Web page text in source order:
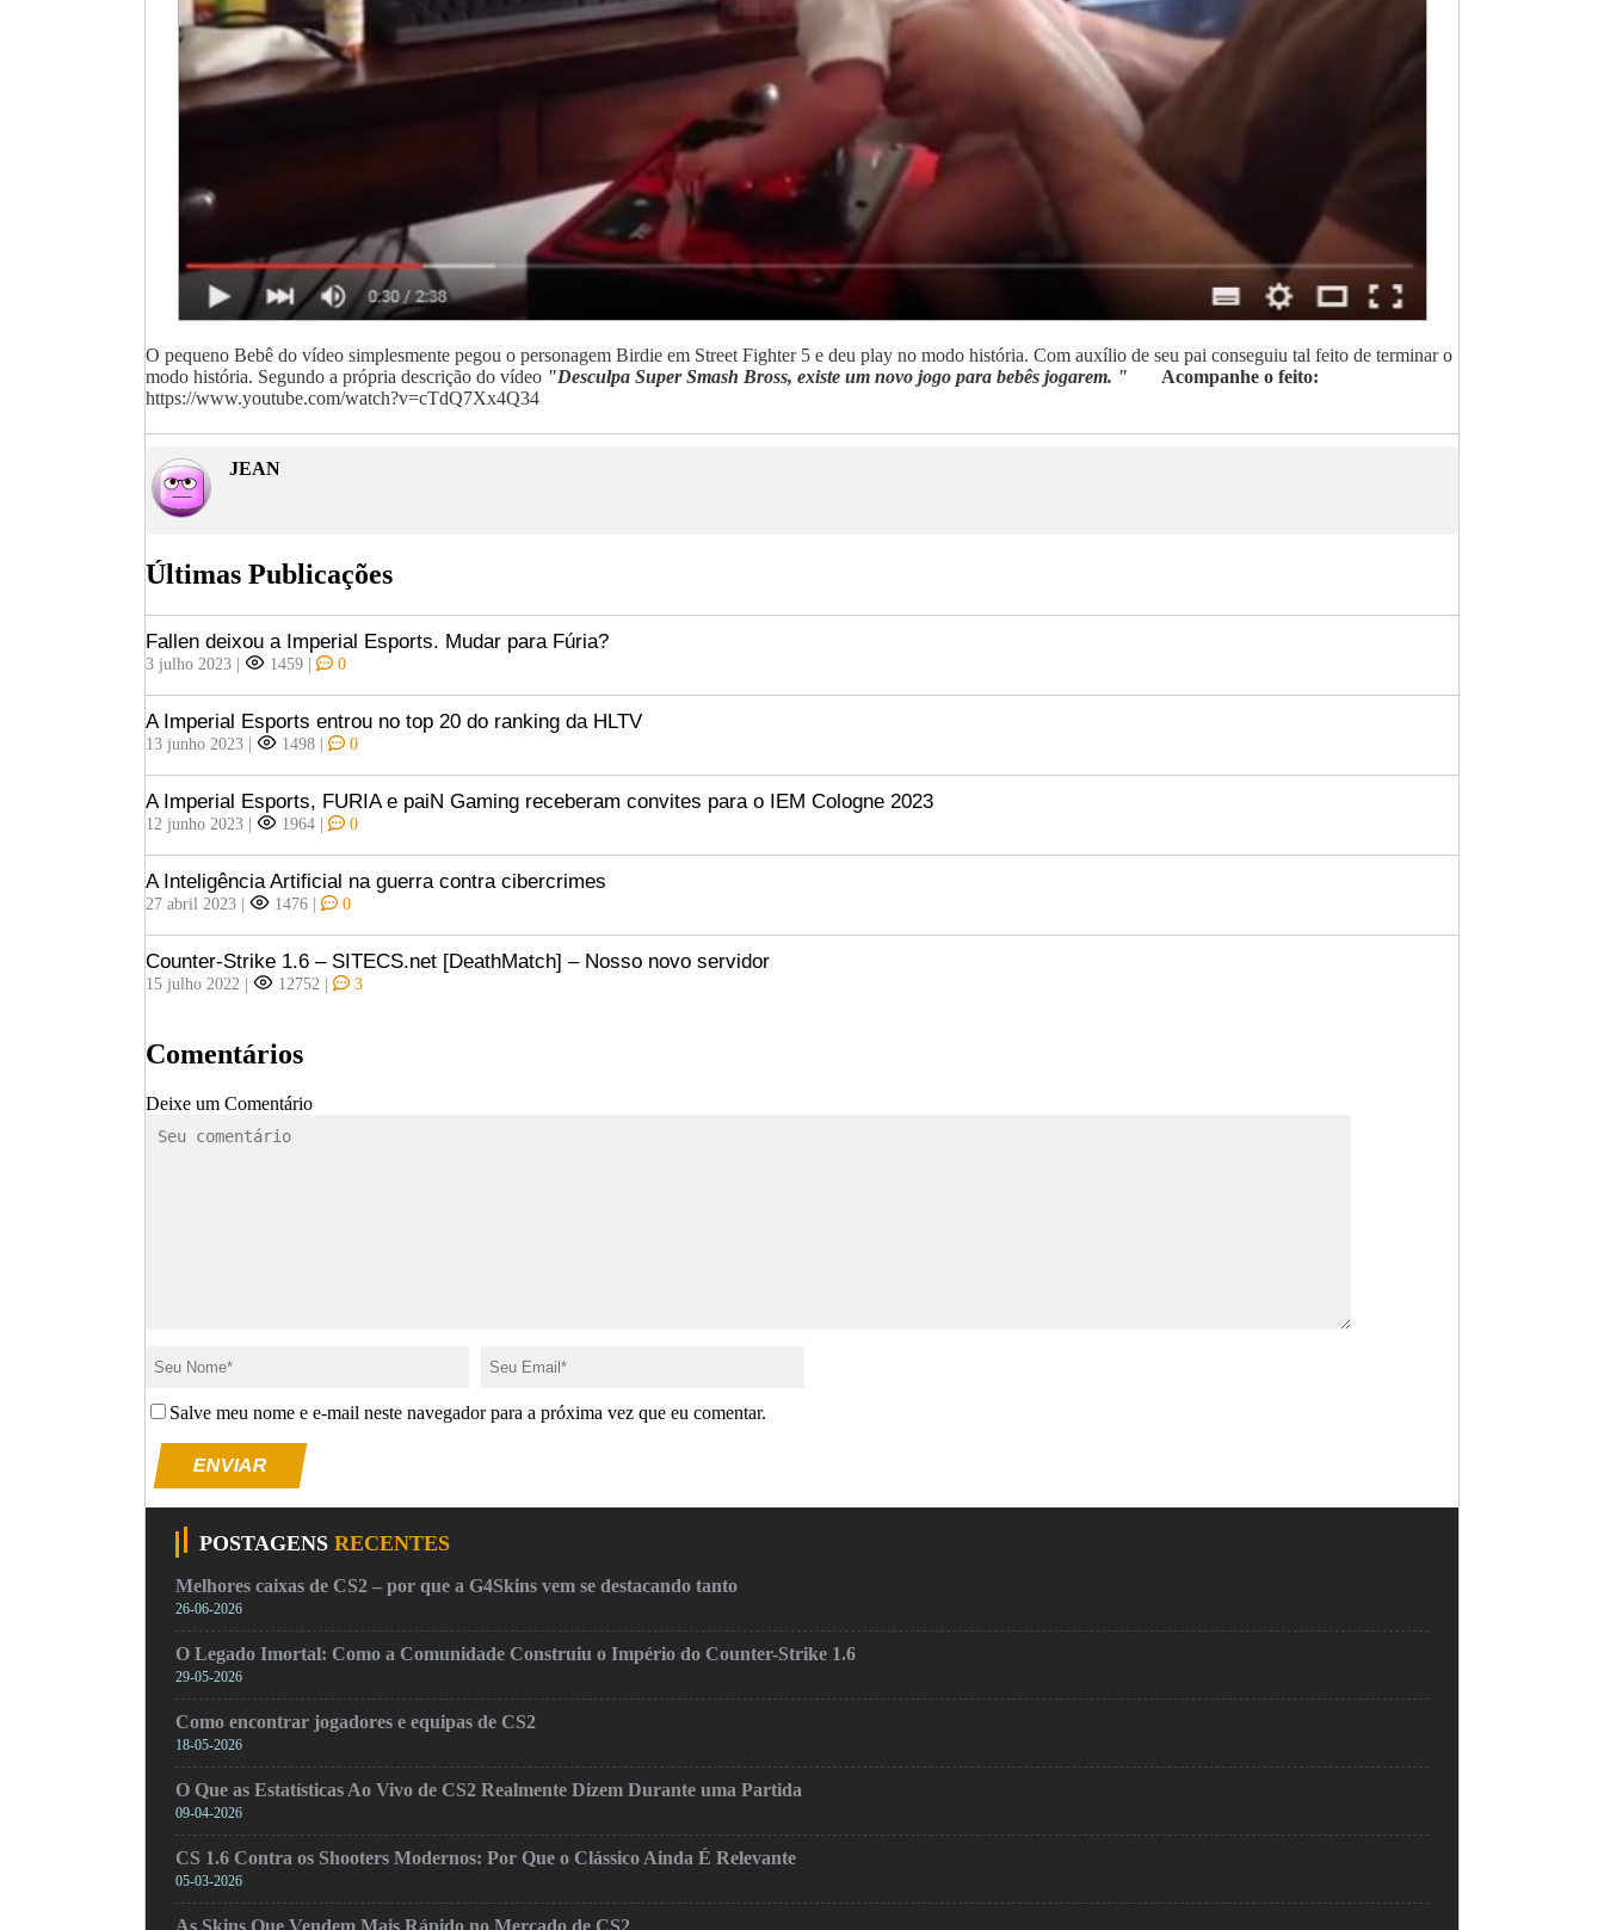
O pequeno Bebê do vídeo simplesmente pegou o personagem Birdie em Street Fighter 5 e deu play no modo história. Com auxílio de seu pai conseguiu tal feito de terminar o
modo história. Segundo a própria descrição do vídeo "Desculpa Super Smash Bross, existe um novo jogo para bebês jogarem. "
Acompanhe o feito:
https://www.youtube.com/watch?v=cTdQ7Xx4Q34
JEAN
Últimas Publicações
Fallen deixou a Imperial Esports. Mudar para Fúria?
3 julho 2023 | 1459 | 0
A Imperial Esports entrou no top 20 do ranking da HLTV
13 junho 2023 | 1498 | 0
A Imperial Esports, FURIA e paiN Gaming receberam convites para o IEM Cologne 2023
12 junho 2023 | 1964 | 0
A Inteligência Artificial na guerra contra cibercrimes
27 abril 2023 | 1476 | 0
Counter-Strike 1.6 – SITECS.net [DeathMatch] – Nosso novo servidor
15 julho 2022 | 12752 | 3
Comentários
Deixe um Comentário
Salve meu nome e e-mail neste navegador para a próxima vez que eu comentar.
ENVIAR
POSTAGENS RECENTES
Melhores caixas de CS2 – por que a G4Skins vem se destacando tanto
26-06-2026
O Legado Imortal: Como a Comunidade Construiu o Império do Counter-Strike 1.6
29-05-2026
Como encontrar jogadores e equipas de CS2
18-05-2026
O Que as Estatísticas Ao Vivo de CS2 Realmente Dizem Durante uma Partida
09-04-2026
CS 1.6 Contra os Shooters Modernos: Por Que o Clássico Ainda É Relevante
05-03-2026